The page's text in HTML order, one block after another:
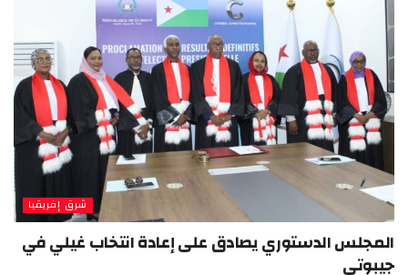
شرق إفريقيا
المجلس الدستوري يصادق على إعادة انتخاب غيلي في
جيبوتي